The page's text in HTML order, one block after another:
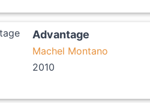
Advantage
Machel Montano
2010